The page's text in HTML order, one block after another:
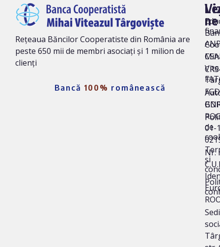
Rețeaua Băncilor Cooperatiste din România are
peste 650 mii de membri asociați și 1 milion de
clienți
Bancă 100% românească
ne
01-
Nr.
de
și